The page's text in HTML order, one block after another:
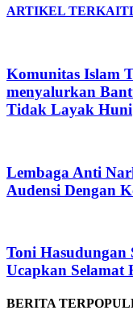
ARTIKEL TERKAIT
Komunitas Islam
menyalurkan
Tidak Layak Huni
Lembaga Anti
Audensi Dengan
Toni Hasudungan
Ucapkan Selamat
BERITA